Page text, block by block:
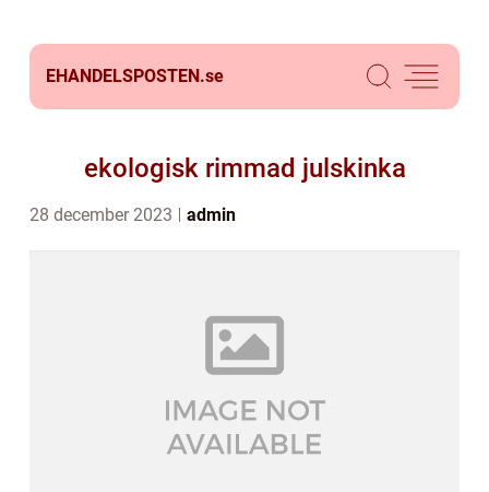
EHANDELSPOSTEN.se
ekologisk rimmad julskinka
28 december 2023 admin